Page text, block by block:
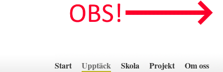
innehåll
Start Upptäck Skola Projekt Om oss